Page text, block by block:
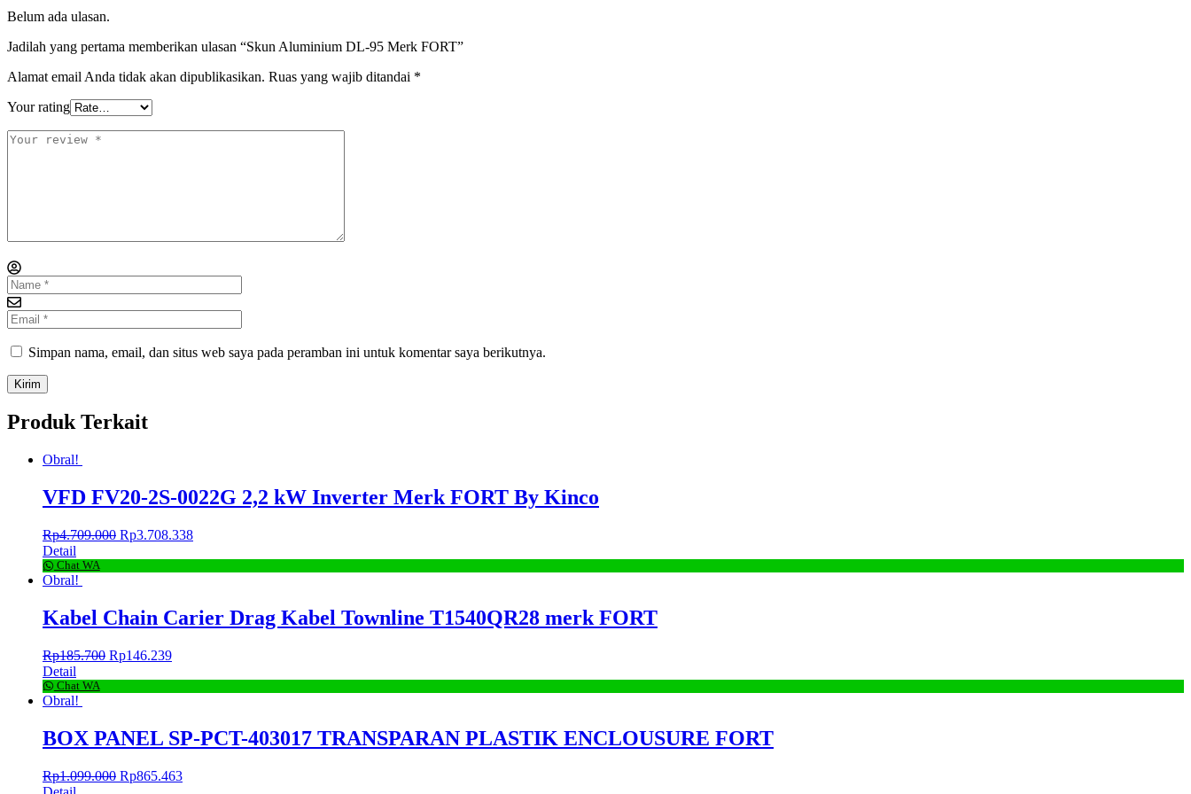
Belum ada ulasan.
Jadilah yang pertama memberikan ulasan “Skun Aluminium DL-95 Merk FORT”
Alamat email Anda tidak akan dipublikasikan. Ruas yang wajib ditandai *
Your rating
Simpan nama, email, dan situs web saya pada peramban ini untuk komentar saya berikutnya.
Produk Terkait
Obral!
VFD FV20-2S-0022G 2,2 kW Inverter Merk FORT By Kinco
Rp4.709.000 Rp3.708.338
Detail
Chat WA
Obral!
Kabel Chain Carier Drag Kabel Townline T1540QR28 merk FORT
Rp185.700 Rp146.239
Detail
Chat WA
Obral!
BOX PANEL SP-PCT-403017 TRANSPARAN PLASTIK ENCLOUSURE FORT
Rp1.099.000 Rp865.463